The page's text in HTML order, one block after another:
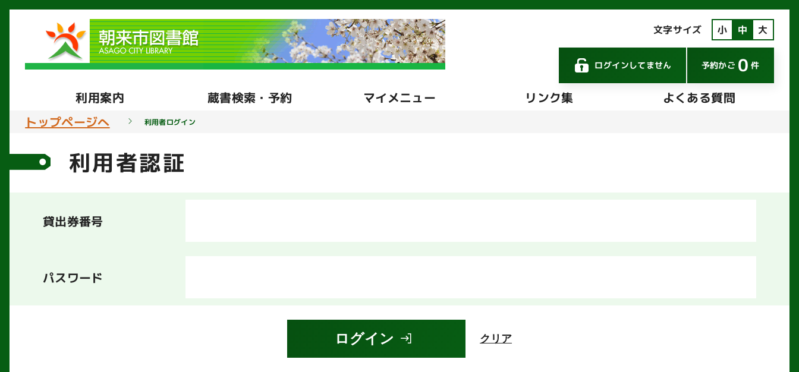
文字サイズ 小 中 大
ログインしてません 予約かご 0 件
利用案内 蔵書検索・予約 マイメニュー リンク集
よくある質問
トップページへ
利用者ログイン
利用者認証
貸出券番号
パスワード
ログイン クリア